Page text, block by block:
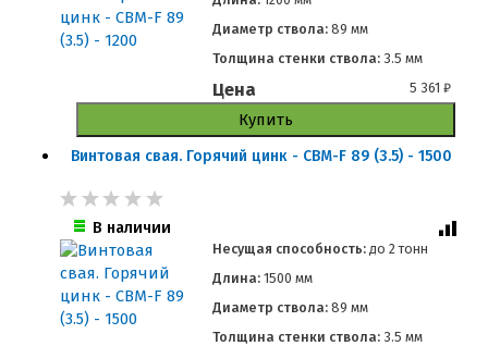
Диаметр ствола:89 мм
Толщина стенки ствола:3.5 мм
Цена 5 361₽
Купить
Винтовая свая. Горячий цинк - СВМ-F 89 (3.5) - 1500
В наличии
Несущая способность: до 2 тонн
Длина:1500 мм
Диаметр ствола:89 мм
Толщина стенки ствола:3.5 мм